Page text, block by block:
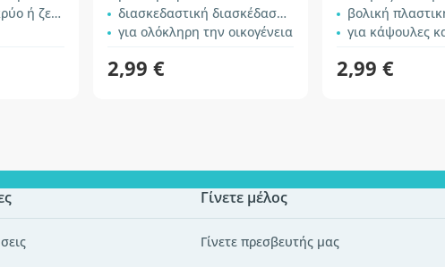
και 12 ώρες
διασκεδαστική διασκέδαση στην παραλία
για ολόκληρη την οικογένεια
2,99 €
βολική πλαστική
για κάψουλες
2,99 €
Γίνετε μέλος
Γίνετε πρεσβευτής μας